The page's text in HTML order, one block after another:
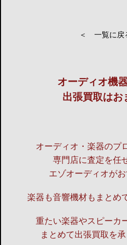
＜ 一覧に
オーディオ機
出張買取はお
オーディオ・楽器のプ
専門店に査定を任
エゾオーディオがお
楽器も音響機材もまとめ
重たい楽器やスピーカ
まとめて出張買取を承